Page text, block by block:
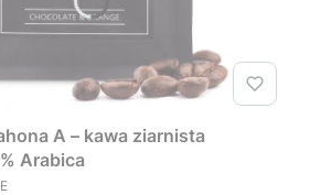
A – kawa ziarnista
Arabica